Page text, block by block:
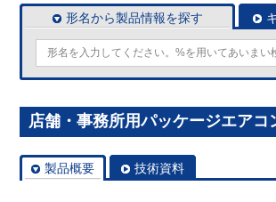
形名から製品情報を探す
店舗・事務所用パッケージエア
製品概要 技術資料